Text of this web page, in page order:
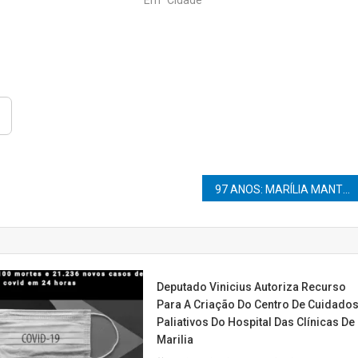
Deputado Vinicius Autoriza Recurso
Para A Criação Do Centro De
Paliativos Do Hospital Das Clínicas De
Marilia